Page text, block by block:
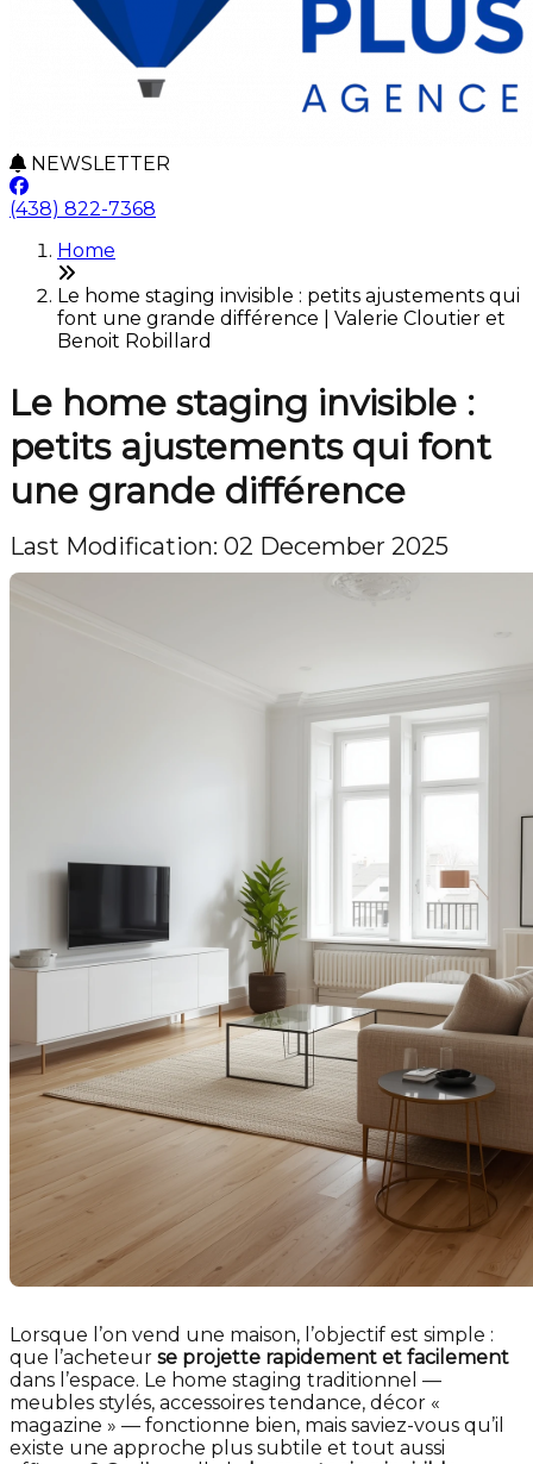
NEWSLETTER
(438) 822-7368
Home
Le home staging invisible : petits ajustements qui
font une grande différence | Valerie Cloutier et
Benoit Robillard
Le home staging invisible :
petits ajustements qui font
une grande différence
Last Modification: 02 December 2025
Lorsque l’on vend une maison, l’objectif est simple :
que l’acheteur se projette rapidement et facilement
dans l’espace. Le home staging traditionnel —
meubles stylés, accessoires tendance, décor «
magazine » — fonctionne bien, mais saviez-vous qu’il
existe une approche plus subtile et tout aussi